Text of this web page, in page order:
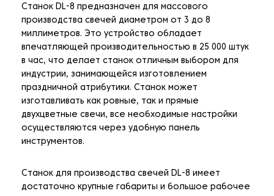
Станок DL-8 предназначен для массового
производства свечей диаметром от 3 до 8
миллиметров. Это устройство обладает
впечатляющей производительностью в 25 000 штук
в час, что делает станок отличным выбором для
индустрии, занимающейся изготовлением
праздничной атрибутики. Станок может
изготавливать как ровные, так и прямые
двухцветные свечи, все необходимые настройки
осуществляются через удобную панель
инструментов.
Станок для производства свечей DL-8 имеет
достаточно крупные габариты и большое рабочее